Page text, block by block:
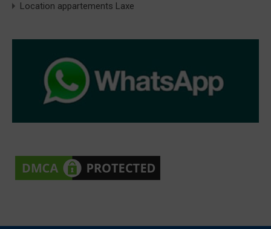
Location appartements Laxe